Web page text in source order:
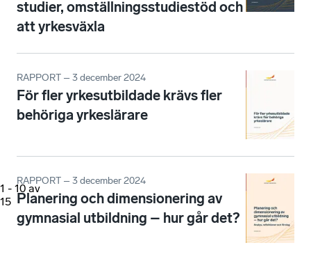
1 - 10 av
15
studier, omställningsstudiestöd och
att yrkesväxla
RAPPORT – 3 december 2024
För fler yrkesutbildade krävs fler
behöriga yrkeslärare
RAPPORT – 3 december 2024
Planering och dimensionering av
gymnasial utbildning – hur går det?